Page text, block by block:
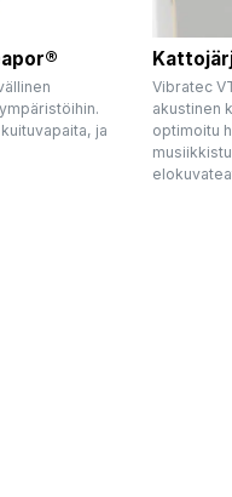
ja
Vibratec
akustinen
optimoitu